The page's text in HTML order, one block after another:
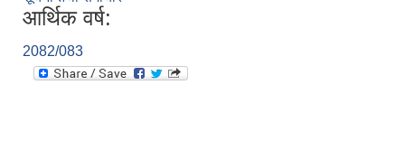
आर्थिक वर्ष:
2082/083